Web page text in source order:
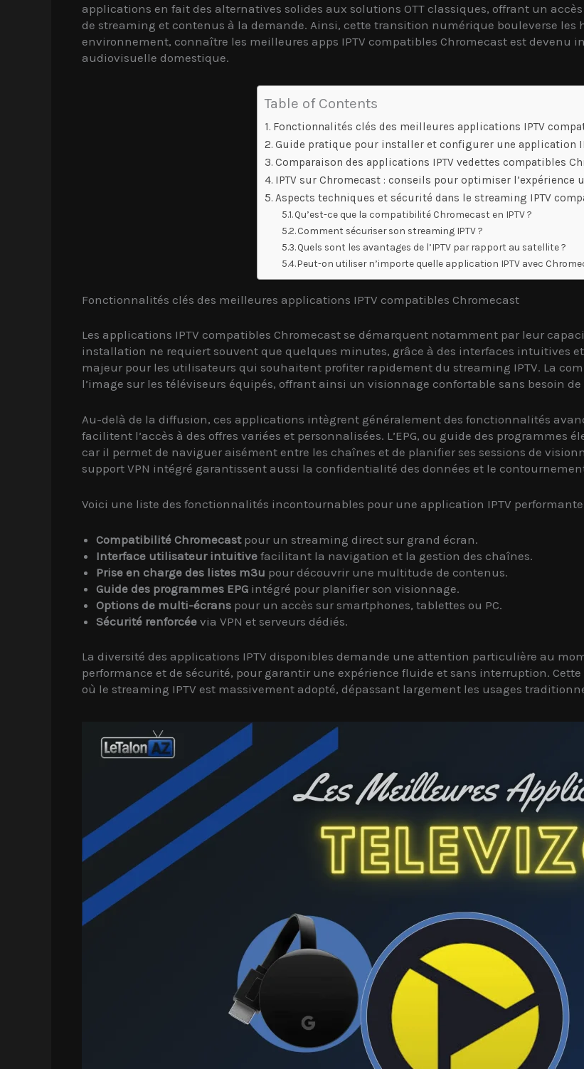
applications en fait des alternatives solides aux solutions OTT classiques, offrant un
de streaming et contenus à la demande. Ainsi, cette transition numérique bouleverse les
environnement, connaître les meilleures apps IPTV compatibles Chromecast est devenu
audiovisuelle domestique.
Table of Contents
Fonctionnalités clés des meilleures applications IPTV
Guide pratique pour installer et configurer une application
Comparaison des applications IPTV vedettes compatibles
IPTV sur Chromecast : conseils pour optimiser l’expérience
Aspects techniques et sécurité dans le streaming IPTV
Qu’est-ce que la compatibilité Chromecast en IPTV ?
Comment sécuriser son streaming IPTV ?
Quels sont les avantages de l’IPTV par rapport au satellite ?
Peut-on utiliser n’importe quelle application IPTV avec
Fonctionnalités clés des meilleures applications IPTV compatibles Chromecast
Les applications IPTV compatibles Chromecast se démarquent notamment par leur
installation ne requiert souvent que quelques minutes, grâce à des interfaces intuitives
majeur pour les utilisateurs qui souhaitent profiter rapidement du streaming IPTV. La
l’image sur les téléviseurs équipés, offrant ainsi un visionnage confortable sans besoin
Au-delà de la diffusion, ces applications intègrent généralement des fonctionnalités
facilitent l’accès à des offres variées et personnalisées. L’EPG, ou guide des
car il permet de naviguer aisément entre les chaînes et de planifier ses sessions de
support VPN intégré garantissent aussi la confidentialité des données et le
Voici une liste des fonctionnalités incontournables pour une application IPTV performante
Compatibilité Chromecastpour un streaming direct sur grand écran.
Interface utilisateur intuitivefacilitant la navigation et la gestion des chaînes.
Prise en charge des listes m3u pour découvrir une multitude de contenus.
Guide des programmes EPGintégré pour planifier son visionnage.
Options de multi-écranspour un accès sur smartphones, tablettes ou PC.
Sécurité renforcéevia VPN et serveurs dédiés.
La diversité des applications IPTV disponibles demande une attention particulière au
performance et de sécurité, pour garantir une expérience fluide et sans interruption.
où le streaming IPTV est massivement adopté, dépassant largement les usages